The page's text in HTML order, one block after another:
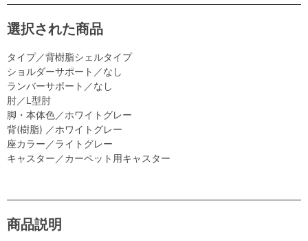
選択された商品
タイプ／背樹脂シェルタイプ
ショルダーサポート／なし
ランバーサポート／なし
肘／L型肘
脚・本体色／ホワイトグレー
背(樹脂) ／ホワイトグレー
座カラー／ライトグレー
キャスター／カーペット用キャスター
商品説明